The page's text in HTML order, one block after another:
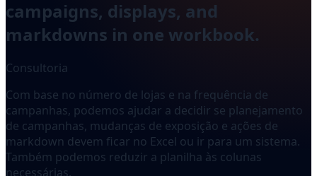
campaigns, displays, and
markdowns in one workbook.
Consultoria
Com base no número de lojas e na frequência de
campanhas, podemos ajudar a decidir se planejamento
de campanhas, mudanças de exposição e ações de
markdown devem ficar no Excel ou ir para um sistema.
Também podemos reduzir a planilha às colunas
necessárias.